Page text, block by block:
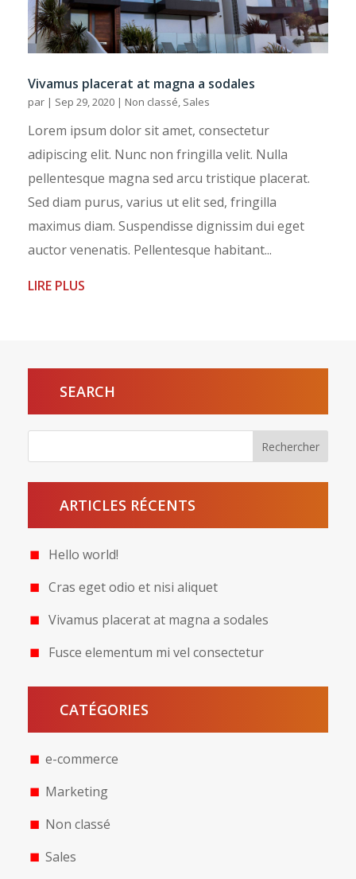
Vivamus placerat at magna a sodales
par | Sep 29, 2020 | Non classé, Sales
Lorem ipsum dolor sit amet, consectetur
adipiscing elit. Nunc non fringilla velit. Nulla
pellentesque magna sed arcu tristique placerat.
Sed diam purus, varius ut elit sed, fringilla
maximus diam. Suspendisse dignissim dui eget
auctor venenatis. Pellentesque habitant...
LIRE PLUS
SEARCH
ARTICLES RÉCENTS
Hello world!
Cras eget odio et nisi aliquet
Vivamus placerat at magna a sodales
Fusce elementum mi vel consectetur
CATÉGORIES
e-commerce
Marketing
Non classé
Sales